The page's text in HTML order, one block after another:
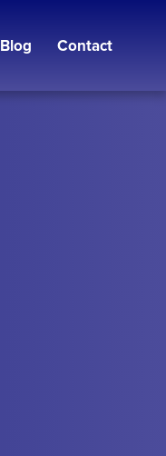
Blog Contact